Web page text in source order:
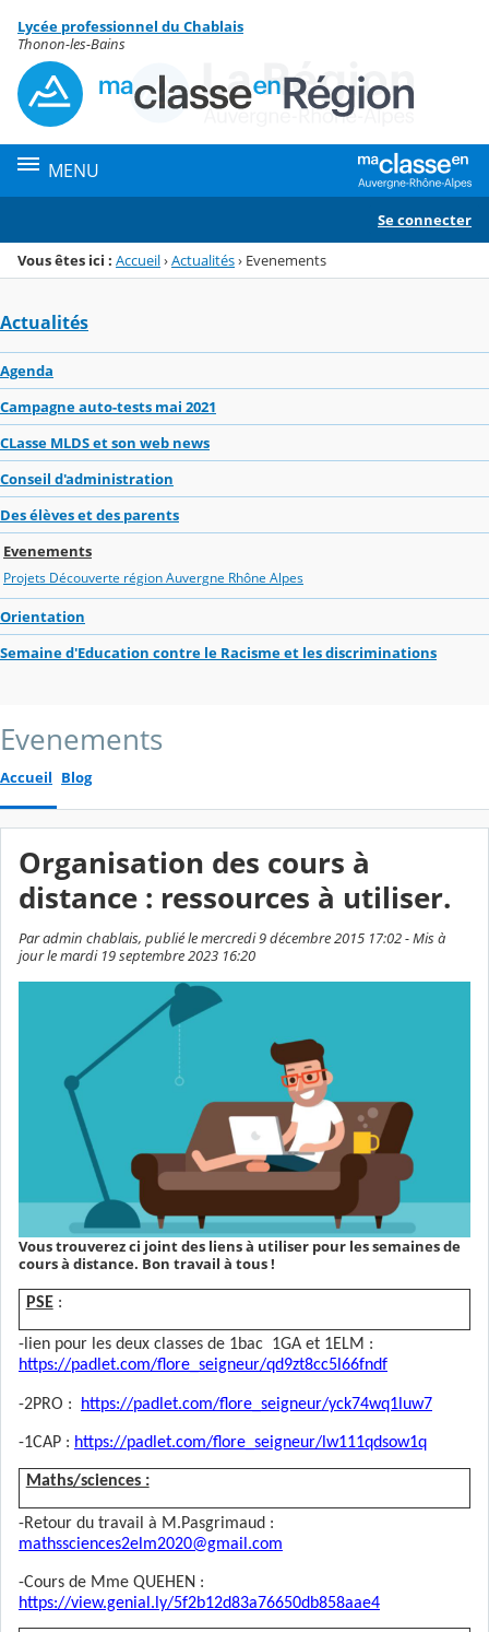
Menu de la rubrique
Contenu
Lycée professionnel du Chablais
Thonon-les-Bains
MENU
Se connecter
Vous êtes ici : Accueil›Actualités› Evenements
Actualités
Agenda
Campagne auto-tests mai 2021
CLasse MLDS et son web news
Conseil d'administration
Des élèves et des parents
Evenements
Projets Découverte région Auvergne Rhône Alpes
Orientation
Semaine d'Education contre le Racisme et les discriminations
Evenements
Accueil Blog
Organisation des cours à
distance : ressources à utiliser.
Par admin chablais, publié le mercredi 9 décembre 2015 17:02 - Mis à
jour le mardi 19 septembre 2023 16:20
Vous trouverez ci joint des liens à utiliser pour les semaines de
cours à distance. Bon travail à tous !
PSE:
-lien pour les deux classes de 1bac 1GA et 1ELM :
https://padlet.com/flore_seigneur/qd9zt8cc5l66fndf
-2PRO : https://padlet.com/flore_seigneur/yck74wq1luw7
-1CAP : https://padlet.com/flore_seigneur/lw111qdsow1q
Maths/sciences :
-Retour du travail à M.Pasgrimaud :
mathssciences2elm2020@gmail.com
-Cours de Mme QUEHEN :
https://view.genial.ly/5f2b12d83a76650db858aae4